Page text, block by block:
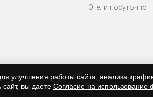
Отели посуточно
улучшения работы сайта, анализа
вы даете Согласие на использование